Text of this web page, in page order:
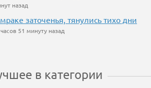
назад
заточенья, тянулись тихо дни
51 минуту назад
в категории